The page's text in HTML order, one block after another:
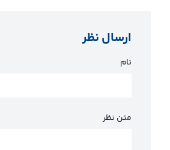
ارسال نظر
نام
متن نظر